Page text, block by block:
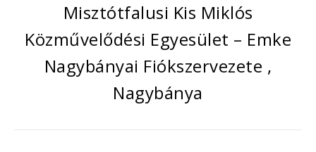
Misztótfalusi Kis Miklós
Közművelődési Egyesület – Emke
Nagybányai Fiókszervezete ,
Nagybánya